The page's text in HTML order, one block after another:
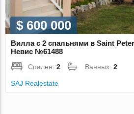
$ 600 000
Вилла с 2 спальнями в Saint
Невис №61488
Спален:2 Ванных:2
SAJ Realestate